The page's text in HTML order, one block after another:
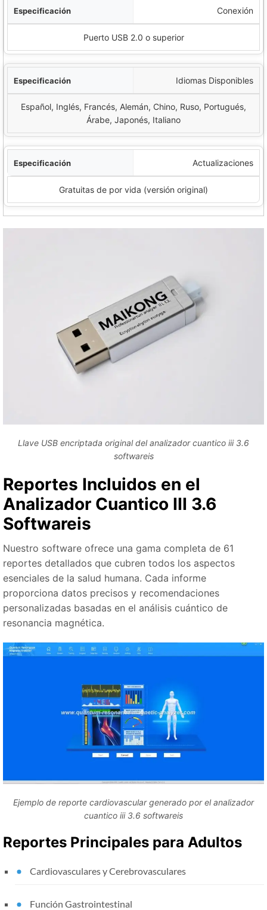
Conexión
Puerto USB 2.0 o superior
Idiomas Disponibles
Español, Inglés, Francés, Alemán, Chino, Ruso, Portugués,
Árabe, Japonés, Italiano
Actualizaciones
Gratuitas de por vida (versión original)
Llave USB encriptada original del analizador cuantico iii 3.6
softwareis
Reportes Incluidos en el
Analizador Cuantico III 3.6
Softwareis
Nuestro software ofrece una gama completa de 61
reportes detallados que cubren todos los aspectos
esenciales de la salud humana. Cada informe
proporciona datos precisos y recomendaciones
personalizadas basadas en el análisis cuántico de
resonancia magnética.
Ejemplo de reporte cardiovascular generado por el analizador
cuantico iii 3.6 softwareis
Reportes Principales para Adultos
Cardiovasculares y Cerebrovasculares
Función Gastrointestinal